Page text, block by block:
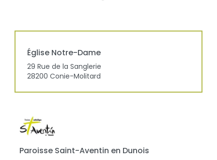
Église Notre-Dame
29 Rue de la Sanglerie
28200 Conie-Molitard
Paroisse Saint-Aventin en Dunois